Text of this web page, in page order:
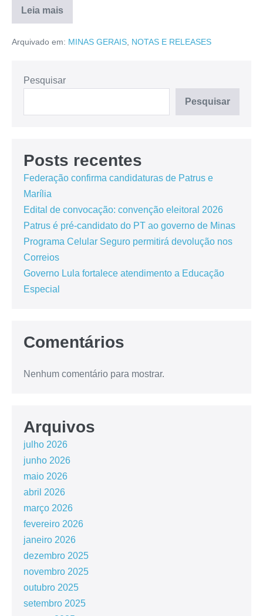
Leia mais
Arquivado em: MINAS GERAIS NOTAS E RELEASES
Pesquisar
Pesquisar
Posts recentes
Federação confirma candidaturas de Patrus e
Marília
Edital de convocação: convenção eleitoral 2026
Patrus é pré-candidato do PT ao governo de Minas
Programa Celular Seguro permitirá devolução nos
Correios
Governo Lula fortalece atendimento a Educação
Especial
Comentários
Nenhum comentário para mostrar.
Arquivos
julho 2026
junho 2026
maio 2026
abril 2026
março 2026
fevereiro 2026
janeiro 2026
dezembro 2025
novembro 2025
outubro 2025
setembro 2025